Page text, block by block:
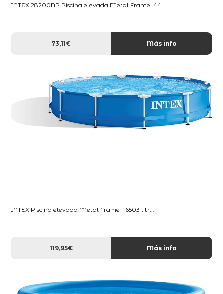
INTEX 28200NP Piscina elevada Metal Frame, 44...
73,11€ Más info
INTEX Piscina elevada Metal Frame - 6503 litr...
119,95€ Más info